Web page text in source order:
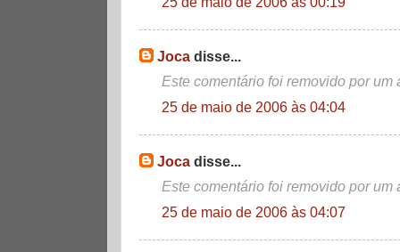
Joca disse...
Este comentário foi removido por um
25 de maio de 2006 às 04:04
Joca disse...
Este comentário foi removido por um
25 de maio de 2006 às 04:07